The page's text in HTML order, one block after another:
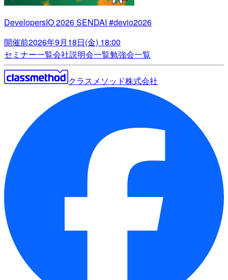
DevelopersIO 2026 SENDAI #devio2026
開催前2026年9月18日(金) 18:00
セミナー一覧会社説明会一覧勉強会一覧
クラスメソッド株式会社